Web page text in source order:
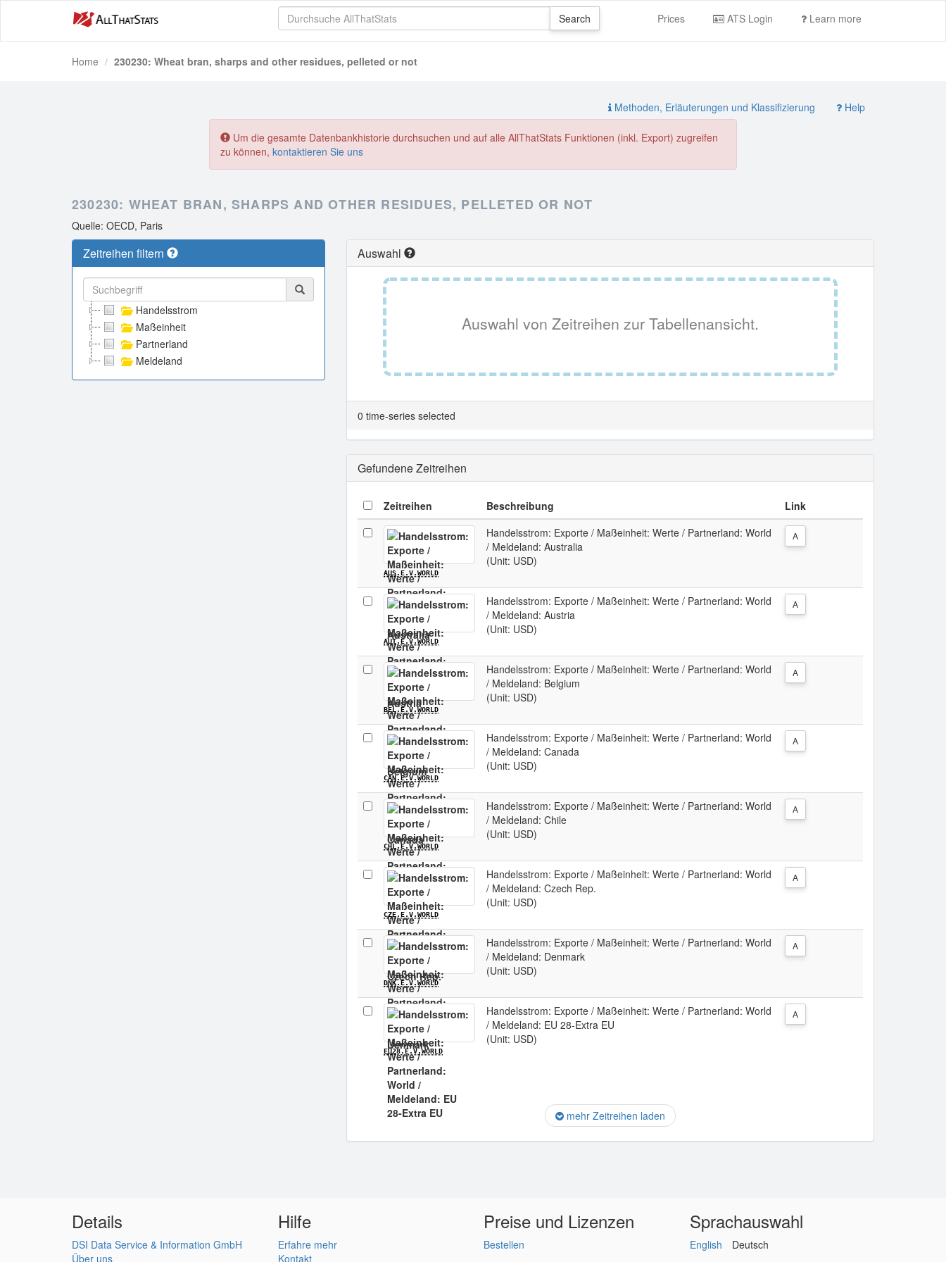
Prices ATS Login Learn more
Home 230230: Wheat bran, sharps and other residues, pelleted or not
Methoden, Erläuterungen und Klassifizierung Help
Um die gesamte Datenbankhistorie durchsuchen und auf alle AllThatStats Funktionen (inkl. Export) zugreifen
zu können, kontaktieren Sie uns
230230: WHEAT BRAN, SHARPS AND OTHER RESIDUES, PELLETED OR NOT
Quelle: OECD, Paris
Zeitreihen filtern
Handelsstrom
Maßeinheit
Partnerland
Meldeland
Auswahl
Auswahl von Zeitreihen zur Tabellenansicht.
0 time-series selected
Gefundene Zeitreihen
Zeitreihen Beschreibung Link
AUS.E.V.WORLD
Handelsstrom: Exporte / Maßeinheit: Werte / Partnerland: World
/ Meldeland: Australia
(Unit: USD)
A
AUT.E.V.WORLD
Handelsstrom: Exporte / Maßeinheit: Werte / Partnerland: World
/ Meldeland: Austria
(Unit: USD)
A
BEL.E.V.WORLD
Handelsstrom: Exporte / Maßeinheit: Werte / Partnerland: World
/ Meldeland: Belgium
(Unit: USD)
A
CAN.E.V.WORLD
Handelsstrom: Exporte / Maßeinheit: Werte / Partnerland: World
/ Meldeland: Canada
(Unit: USD)
A
CHL.E.V.WORLD
Handelsstrom: Exporte / Maßeinheit: Werte / Partnerland: World
/ Meldeland: Chile
(Unit: USD)
A
CZE.E.V.WORLD
Handelsstrom: Exporte / Maßeinheit: Werte / Partnerland: World
/ Meldeland: Czech Rep.
(Unit: USD)
A
DNK.E.V.WORLD
Handelsstrom: Exporte / Maßeinheit: Werte / Partnerland: World
/ Meldeland: Denmark
(Unit: USD)
A
EU28.E.V.WORLD
Handelsstrom: Exporte / Maßeinheit: Werte / Partnerland: World
/ Meldeland: EU 28-Extra EU
(Unit: USD)
A
mehr Zeitreihen laden
Details
DSI Data Service & Information GmbH
Über uns
Hilfe
Erfahre mehr
Kontakt
Preise und Lizenzen
Bestellen
Sprachauswahl
English Deutsch